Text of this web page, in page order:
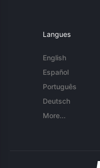
Langues
English
Español
Português
Deutsch
More...